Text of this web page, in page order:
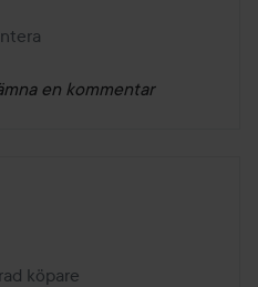
en kommentar
9 månader
köpare